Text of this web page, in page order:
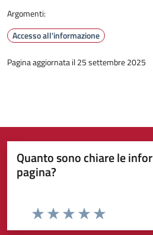
Argomenti:
Accesso all'informazione
Pagina aggiornata il 25 settembre 2025
Quanto sono chiare le
pagina?
Valuta da 1 a 5 stelle la pagina
Valuta 5 stelle
Valuta 4 stelle su
Valuta 3 stelle su 5
Valuta 2 stelle su 5
Valuta 1 stelle su 5